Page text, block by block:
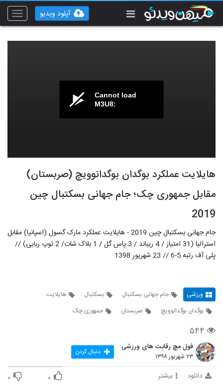
Toggle
آپلود ویدیو
Cannot load
M3U8:
هایلایت عملکرد بوگدان بوگدانوویچ (صربستان)
مقابل جمهوری چک؛ جام جهانی بسکتبال چین
2019
جام جهانی بسکتبال چین 2019 - هایلایت عملکرد مارک گسول (اسپانیا) مقابل
استرالیا (31 امتیاز / 4 ریباند / 3 پاس گل / 1 بلاک شات/ 2 توپ ربایی) //
پلی آف رتبه 5-6 // 23 شهریور 1398
ورزشی جام جهانی بسکتبال بسکتبال
هایلایت
بوگدان بوگدانوویچ
صربستان جمهوری چک
۵۴۴
فول مچ رقابت های ورزشی
۲۳ شهریور ۱۳۹۸ دنبال کردن
دانلود بیشتر ۰ ۰